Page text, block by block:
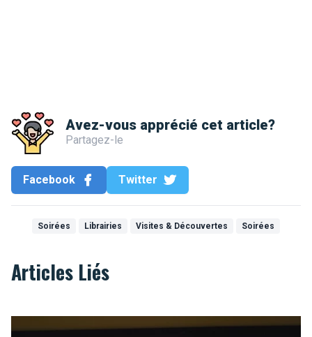
Avez-vous apprécié cet article?
Partagez-le
Facebook Twitter
Soirées Librairies Visites & Découvertes Soirées
Articles Liés